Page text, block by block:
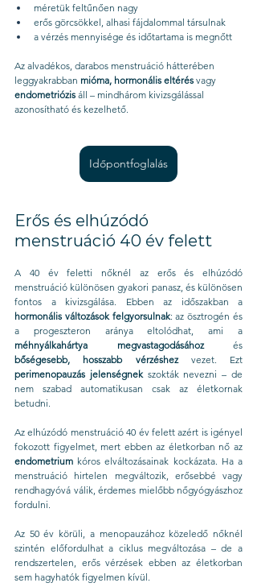
méretük feltűnően nagy
erős görcsökkel, alhasi fájdalommal társulnak
a vérzés mennyisége és időtartama is megnőtt
Az alvadékos, darabos menstruáció hátterében
leggyakrabban mióma, hormonális eltérés vagy
endometriózis áll – mindhárom kivizsgálással
azonosítható és kezelhető.
Időpontfoglalás
Erős és elhúzódó
menstruáció 40 év felett
A 40 év feletti nőknél az erős és elhúzódó
menstruáció különösen gyakori panasz, és különösen
hormonális változások felgyorsulnak: az ösztrogén és
méhnyálkahártya megvastagodásához
bőségesebb, hosszabb vérzéshez
perimenopauzás jelenségnek szokták nevezni – de
nem szabad automatikusan csak az életkornak
betudni.
Az elhúzódó menstruáció 40 év felett azért is igényel
fokozott figyelmet, mert ebben az életkorban nő az
endometrium kóros elváltozásainak kockázata. Ha a
menstruáció hirtelen megváltozik, erősebbé vagy
rendhagyóvá válik, érdemes mielőbb nőgyógyászhoz
fordulni.
Az 50 év körüli, a menopauzához közeledő nőknél
szintén előfordulhat a ciklus megváltozása – de a
rendszertelen, erős vérzések ebben az életkorban
sem hagyhatók figyelmen kívül.